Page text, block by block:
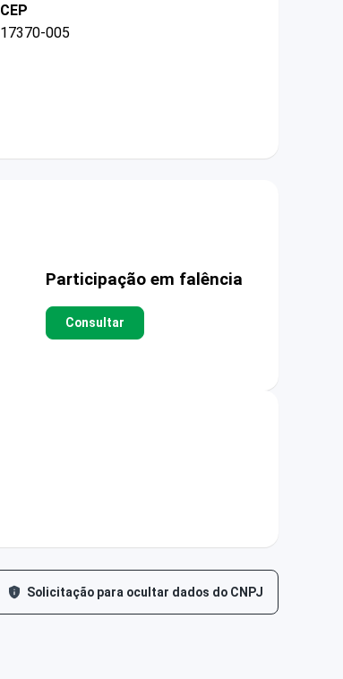
CEP
17370-005
Participação em falência
Consultar
Solicitação para ocultar dados do CNPJ